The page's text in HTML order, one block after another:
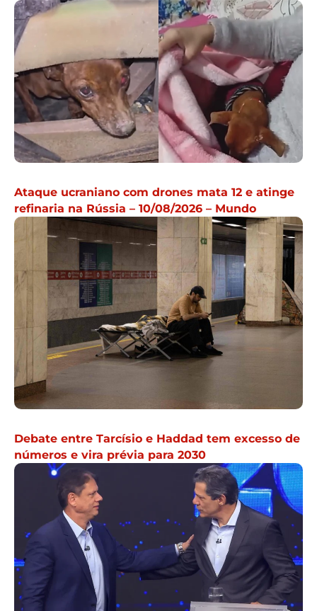
Ataque ucraniano com drones mata 12 e atinge
refinaria na Rússia – 10/08/2026 – Mundo
Debate entre Tarcísio e Haddad tem excesso de
números e vira prévia para 2030